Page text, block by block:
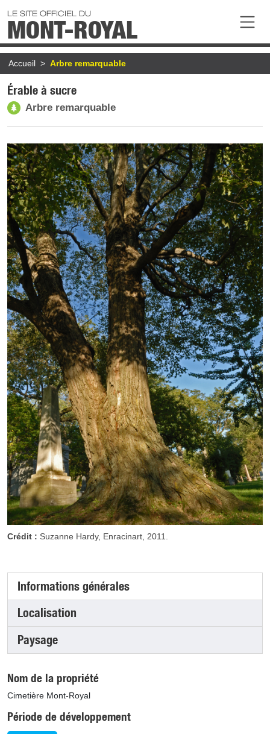
LE SITE OFFICIEL DU
MONT-ROYAL
Fil d'Ariane
Accueil Arbre remarquable
Érable à sucre
Arbre remarquable
Crédit : Suzanne Hardy, Enracinart, 2011.
Informations générales
(onglet actif)
Localisation
Paysage
Nom de la propriété
Cimetière Mont-Royal
Période de développement